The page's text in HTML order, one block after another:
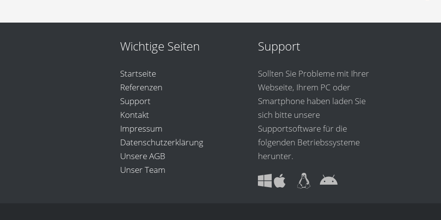
Wichtige Seiten
Startseite
Referenzen
Support
Kontakt
Impressum
Datenschutzerklärung
Unsere AGB
Unser Team
Support
Sollten Sie Probleme mit Ihrer
Webseite, Ihrem PC oder
Smartphone haben laden Sie
sich bitte unsere
Supportsoftware für die
folgenden Betriebssysteme
herunter.